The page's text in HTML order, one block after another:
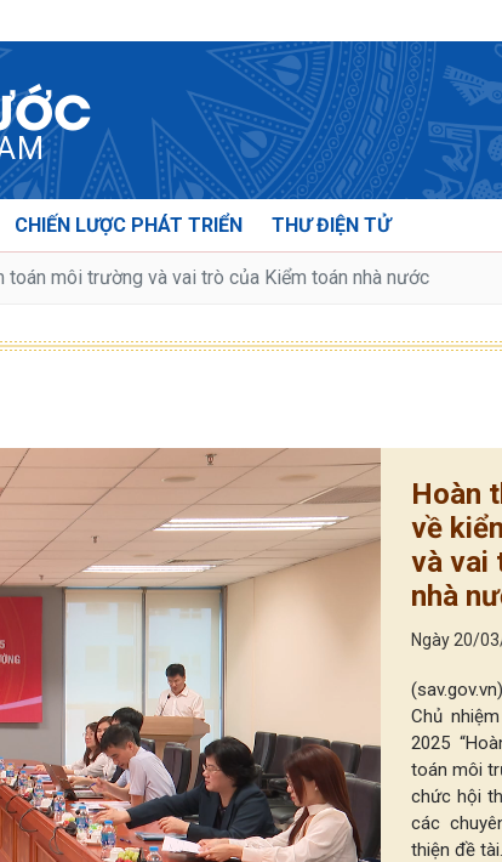
CHIẾN LƯỢC PHÁT TRIỂN THƯ ĐIỆN TỬ
toán môi trường và vai trò của Kiểm toán nhà nước
Hoàn
về
và vai
nhà
Ngày 20/
Chủ
2025
toán môi
chức hội
các
thiện đề tài.